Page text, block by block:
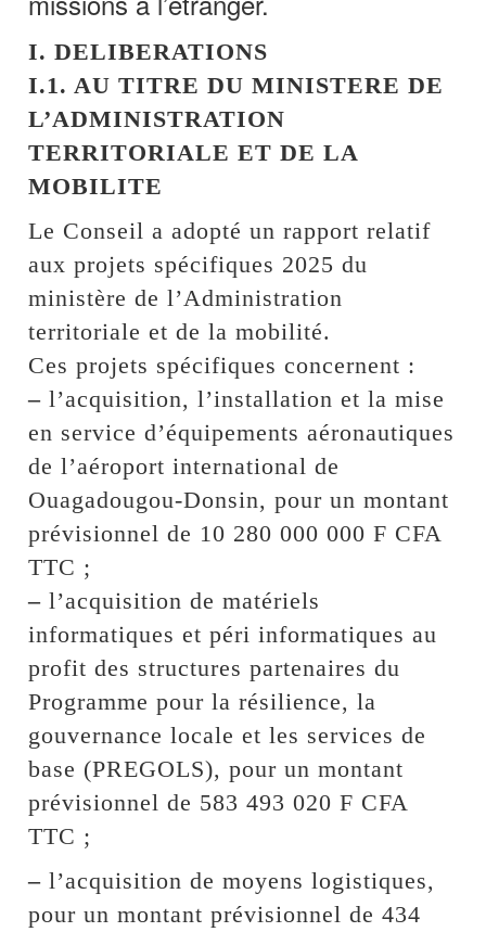
I. DELIBERATIONS
I.1. AU TITRE DU MINISTERE DE
L’ADMINISTRATION
TERRITORIALE ET DE LA
MOBILITE
Le Conseil a adopté un rapport relatif
aux projets spécifiques 2025 du
ministère de l’Administration
territoriale et de la mobilité.
Ces projets spécifiques concernent :
– l’acquisition, l’installation et la mise
en service d’équipements aéronautiques
de l’aéroport international de
Ouagadougou-Donsin, pour un montant
prévisionnel de 10 280 000 000 F CFA
TTC ;
– l’acquisition de matériels
informatiques et péri informatiques au
profit des structures partenaires du
Programme pour la résilience, la
gouvernance locale et les services de
base (PREGOLS), pour un montant
prévisionnel de 583 493 020 F CFA
TTC ;
– l’acquisition de moyens logistiques,
pour un montant prévisionnel de 434